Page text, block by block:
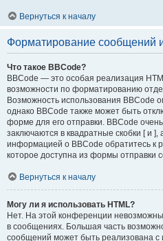
Вернуться к началу
Форматирование сообщений
Что такое BBCode?
BBCode — это особая реализация
возможности по форматированию
Возможность использования BBCode
однако BBCode также может быть
форме для его отправки. BBCode
заключаются в квадратные скобки [ и
информацией о BBCode обратитесь к
которое доступна из формы отправки
Вернуться к началу
Могу ли я использовать HTML?
Нет. На этой конференции
в сообщениях. Большая часть
сообщений может быть реализована с